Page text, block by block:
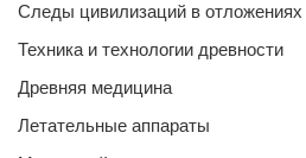
Следы цивилизаций в отложениях
Техника и технологии древности
Древняя медицина
Летательные аппараты